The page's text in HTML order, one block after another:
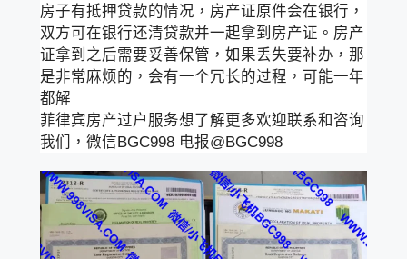
房子有抵押贷款的情况，房产证原件会在银行，
双方可在银行还清贷款并一起拿到房产证。房产
证拿到之后需要妥善保管，如果丢失要补办，那
是非常麻烦的，会有一个冗长的过程，可能一年
都解
菲律宾房产过户服务想了解更多欢迎联系和咨询
我们，微信BGC998 电报@BGC998